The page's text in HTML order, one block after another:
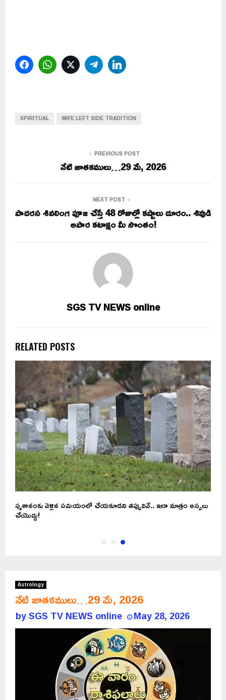
FacebookWhatsAppTwitterTelegram
SPIRITUAL WIFE LEFT SIDE TRADITION
PREVIOUS POST
నేటి జాతకములు…29 మే, 2026
NEXT POST
పాదరస శివలింగ పూజ చేస్తే 48 రోజుల్లో కష్టాలు దూరం.. శివుడి
అపార కటాక్షం మీ సొంతం!
SGS TV NEWS online
RELATED POSTS
స్మశానంకు వెళ్లిన సమయంలో చేయకూడని తప్పులివే.. ఇలా మాత్రం అస్సలు
చేయొద్దు!
Astrology
నేటి జాతకములు…29 మే, 2026
bySGS TV NEWS online May 28, 2026